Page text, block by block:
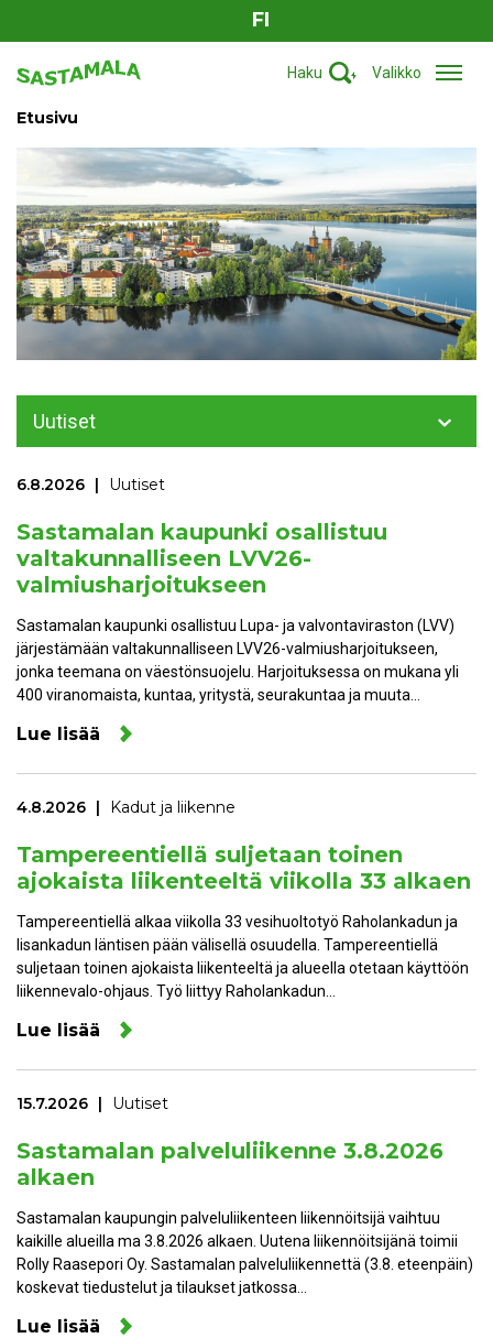
FI
Haku Valikko
Etusivu
Uutiset
6.8.2026 Uutiset
Sastamalan kaupunki osallistuu
valtakunnalliseen LVV26-
valmiusharjoitukseen
Sastamalan kaupunki osallistuu Lupa- ja valvontaviraston (LVV)
järjestämään valtakunnalliseen LVV26-valmiusharjoitukseen,
jonka teemana on väestönsuojelu. Harjoituksessa on mukana yli
400 viranomaista, kuntaa, yritystä, seurakuntaa ja muuta…
Lue lisää
4.8.2026 Kadut ja liikenne
Tampereentiellä suljetaan toinen
ajokaista liikenteeltä viikolla 33 alkaen
Tampereentiellä alkaa viikolla 33 vesihuoltotyö Raholankadun ja
Iisankadun läntisen pään välisellä osuudella. Tampereentiellä
suljetaan toinen ajokaista liikenteeltä ja alueella otetaan käyttöön
liikennevalo-ohjaus. Työ liittyy Raholankadun…
Lue lisää
15.7.2026 Uutiset
Sastamalan palveluliikenne 3.8.2026
alkaen
Sastamalan kaupungin palveluliikenteen liikennöitsijä vaihtuu
kaikille alueilla ma 3.8.2026 alkaen. Uutena liikennöitsijänä toimii
Rolly Raasepori Oy. Sastamalan palveluliikennettä (3.8. eteenpäin)
koskevat tiedustelut ja tilaukset jatkossa…
Lue lisää